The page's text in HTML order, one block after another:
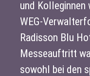
und Kolleginnen
WEG-
Radisson Blu
Messeauftritt
sowohl bei den